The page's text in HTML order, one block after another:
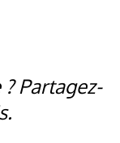
Partagez-